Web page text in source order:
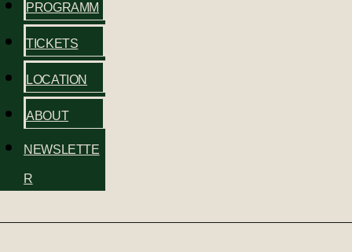
PROGRAMM
TICKETS
LOCATION
ABOUT
NEWSLETTE
R